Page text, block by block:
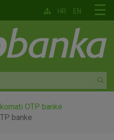
☰
HR EN
OTP banke
banke